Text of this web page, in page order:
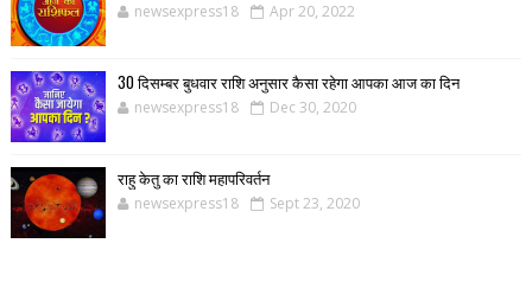
newsexpress18 Apr 20, 2022
30 दिसम्बर बुधवार राशि अनुसार कैसा रहेगा आपका आज का दिन
newsexpress18 Dec 30, 2020
राहु केतु का राशि महापरिवर्तन
newsexpress18 Sept 23, 2020